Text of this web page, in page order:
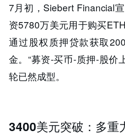
7月初，Siebert Financial
资5780万美元用于购买
通过股权质押贷款获取
金。​​“募资-买币-质押-股价
轮已然成型​​。
3400美元突破：多重